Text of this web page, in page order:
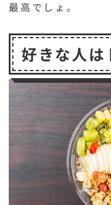
最高でしょ。
好きな人は